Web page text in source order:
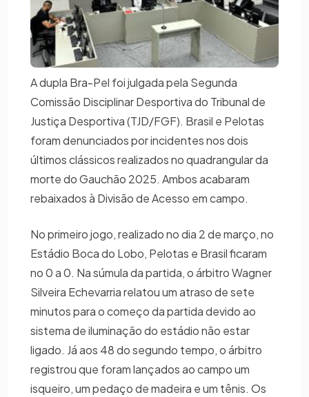
A dupla Bra-Pel foi julgada pela Segunda
Comissão Disciplinar Desportiva do Tribunal de
Justiça Desportiva (TJD/FGF). Brasil e Pelotas
foram denunciados por incidentes nos dois
últimos clássicos realizados no quadrangular da
morte do Gauchão 2025. Ambos acabaram
rebaixados à Divisão de Acesso em campo.
No primeiro jogo, realizado no dia 2 de março, no
Estádio Boca do Lobo, Pelotas e Brasil ficaram
no 0 a 0. Na súmula da partida, o árbitro Wagner
Silveira Echevarria relatou um atraso de sete
minutos para o começo da partida devido ao
sistema de iluminação do estádio não estar
ligado. Já aos 48 do segundo tempo, o árbitro
registrou que foram lançados ao campo um
isqueiro, um pedaço de madeira e um tênis. Os